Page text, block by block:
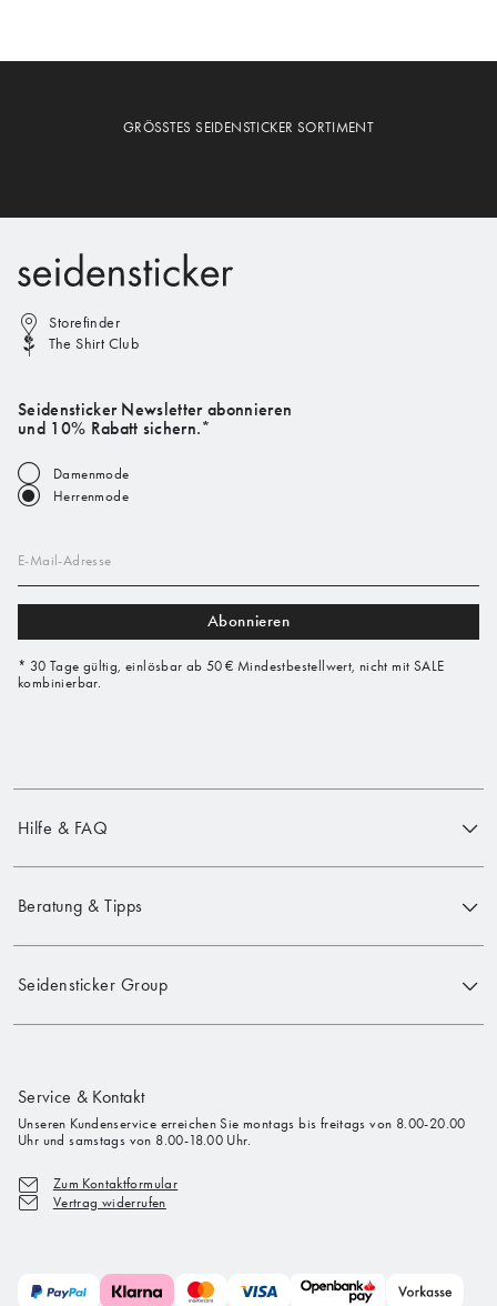
GRÖSSTES SEIDENSTICKER SORTIMENT
Storefinder
The Shirt Club
Seidensticker Newsletter abonnieren
und 10% Rabatt sichern.*
Damenmode
Herrenmode
E-Mail-Adresse
Abonnieren
* 30 Tage gültig, einlösbar ab 50 € Mindestbestellwert, nicht mit SALE
kombinierbar.
Hilfe & FAQ
Beratung & Tipps
Seidensticker Group
Service & Kontakt
Unseren Kundenservice erreichen Sie montags bis freitags von 8.00-20.00
Uhr und samstags von 8.00-18.00 Uhr.
Zum Kontaktformular
Vertrag widerrufen